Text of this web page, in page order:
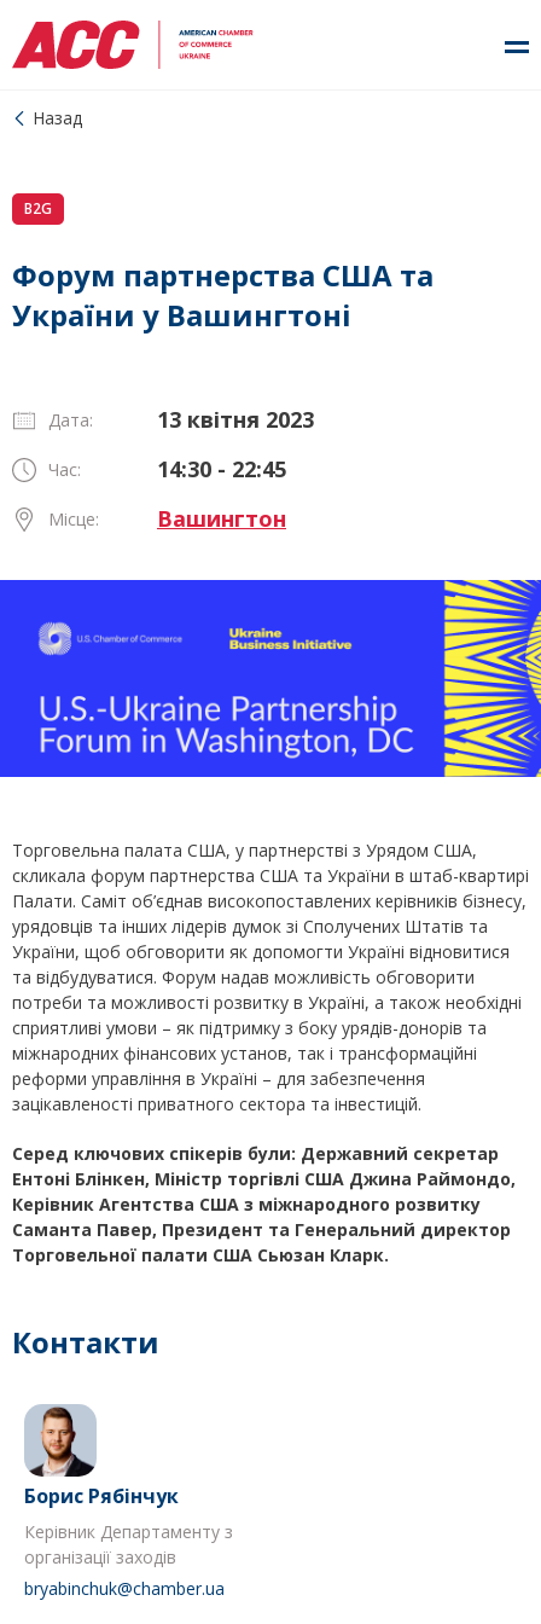
Назад
B2G
Форум партнерства США та
України у Вашингтоні
Дата: 13 квітня 2023
Час: 14:30 - 22:45
Місце: Вашингтон
Торговельна палата США, у партнерстві з Урядом США,
скликала форум партнерства США та України в штаб-квартирі
Палати. Саміт об’єднав високопоставлених керівників бізнесу,
урядовців та інших лідерів думок зі Сполучених Штатів та
України, щоб обговорити як допомогти Україні відновитися
та відбудуватися. Форум надав можливість обговорити
потреби та можливості розвитку в Україні, а також необхідні
сприятливі умови – як підтримку з боку урядів-донорів та
міжнародних фінансових установ, так і трансформаційні
реформи управління в Україні – для забезпечення
зацікавленості приватного сектора та інвестицій.
Серед ключових спікерів були: Державний секретар
Ентоні Блінкен, Міністр торгівлі США Джина Раймондо,
Керівник Агентства США з міжнародного розвитку
Саманта Павер, Президент та Генеральний директор
Торговельної палати США Сьюзан Кларк.
Контакти
Борис Рябінчук
Керівник Департаменту з
організації заходів
bryabinchuk@chamber.ua